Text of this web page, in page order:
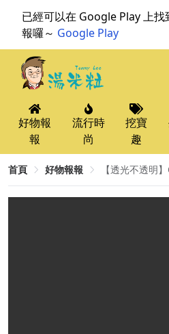
已經可以在 Google Play 上
報囉～ Google Play
好物報
報
流行時
尚
挖寶
趣
首頁 好物報報 【透光不透明